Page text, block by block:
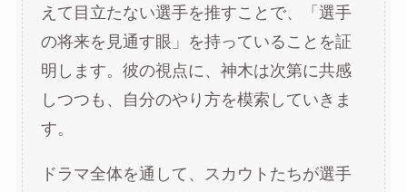
えて目立たない選手を推すことで、「選手
の将来を見通す眼」を持っていることを証
明します。彼の視点に、神木は次第に共感
しつつも、自分のやり方を模索していきま
す。
ドラマ全体を通して、スカウトたちが選手